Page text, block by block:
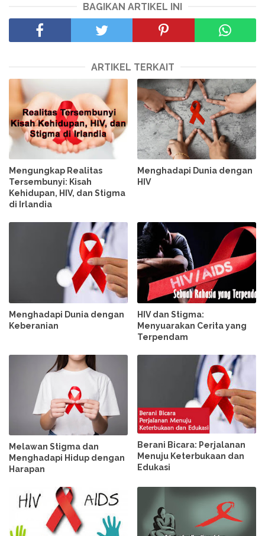
BAGIKAN ARTIKEL INI
ARTIKEL TERKAIT
Mengungkap Realitas
Tersembunyi: Kisah
Kehidupan, HIV, dan Stigma
di Irlandia
Menghadapi Dunia dengan
HIV
Menghadapi Dunia dengan
Keberanian
HIV dan Stigma:
Menyuarakan Cerita yang
Terpendam
Melawan Stigma dan
Menghadapi Hidup dengan
Harapan
Berani Bicara: Perjalanan
Menuju Keterbukaan dan
Edukasi